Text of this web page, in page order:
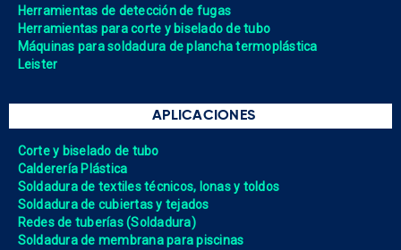
Herramientas de detección de fugas
Herramientas para corte y biselado de tubo
Máquinas para soldadura de plancha termoplástica
Leister
APLICACIONES
Corte y biselado de tubo
Calderería Plástica
Soldadura de textiles técnicos, lonas y toldos
Soldadura de cubiertas y tejados
Redes de tuberías (Soldadura)
Soldadura de membrana para piscinas